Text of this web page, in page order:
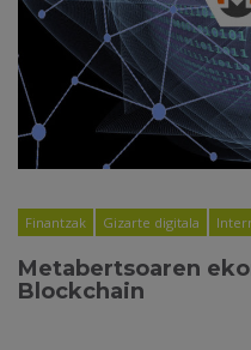
Finantzak Gizarte digitala
Metabertsoaren
Blockchain